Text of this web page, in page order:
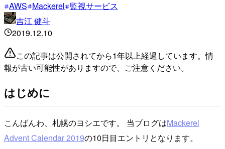
AWS Mackerel 監視サービス
吉江 健斗
2019.12.10
この記事は公開されてから1年以上経過しています。情
報が古い可能性がありますので、ご注意ください。
はじめに
こんばんわ、札幌のヨシエです。 当ブログはMackerel
Advent Calendar 2019の10日目エントリとなります。